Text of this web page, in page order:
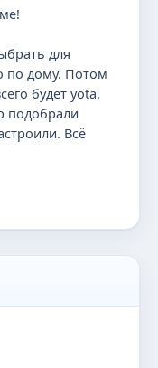
для
по дому. Потом
будет yota.
подобрали
Всё